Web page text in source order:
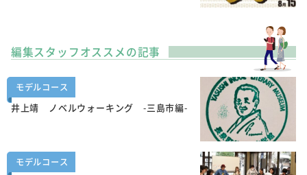
編集スタッフオススメの記事
モデルコース
井上靖 ノベルウォーキング -三島市編-
モデルコース